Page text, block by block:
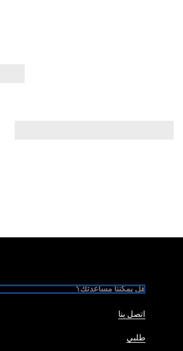
هل يمكننا مساعدتك؟
اتصل بنا
طلبي